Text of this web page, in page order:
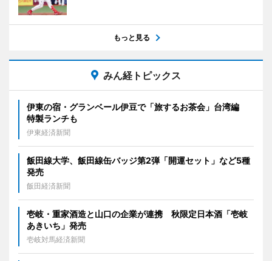
もっと見る
みん経トピックス
伊東の宿・グランベール伊豆で「旅するお茶会」台湾編
特製ランチも
伊東経済新聞
飯田線大学、飯田線缶バッジ第2弾「開運セット」など5種
発売
飯田経済新聞
壱岐・重家酒造と山口の企業が連携 秋限定日本酒「壱岐
あきいち」発売
壱岐対馬経済新聞